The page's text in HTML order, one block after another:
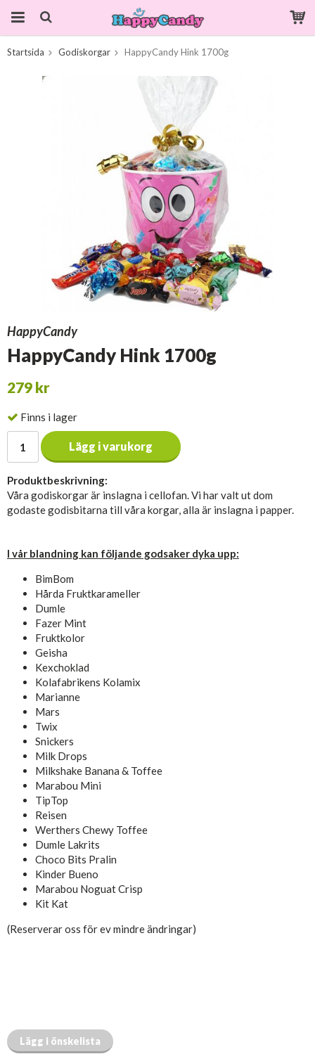
Startsida Godiskorgar HappyCandy Hink 1700g
HappyCandy
HappyCandy Hink 1700g
279 kr
Finns i lager
Lägg i varukorg
Produktbeskrivning:
Våra godiskorgar är inslagna i cellofan. Vi har valt ut dom
godaste godisbitarna till våra korgar, alla är inslagna i papper.
I vår blandning kan följande godsaker dyka upp:
BimBom
Hårda Fruktkarameller
Dumle
Fazer Mint
Fruktkolor
Geisha
Kexchoklad
Kolafabrikens Kolamix
Marianne
Mars
Twix
Snickers
Milk Drops
Milkshake Banana & Toffee
Marabou Mini
TipTop
Reisen
Werthers Chewy Toffee
Dumle Lakrits
Choco Bits Pralin
Kinder Bueno
Marabou Noguat Crisp
Kit Kat
(Reserverar oss för ev mindre ändringar)
Lägg i önskelista